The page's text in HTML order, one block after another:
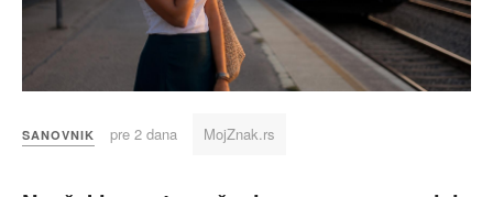
SANOVNIK pre 2 dana MojZnak.rs